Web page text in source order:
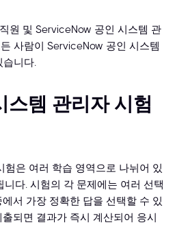
원 및 ServiceNow 공인 시스템 관
사람이 ServiceNow 공인 시스템
습니다.
템 관리자 시험
은 여러 학습 영역으로 나뉘어 있
다. 시험의 각 문제에는 여러 선택
서 가장 정확한 답을 선택할 수 있
되면 결과가 즉시 계산되어 응시